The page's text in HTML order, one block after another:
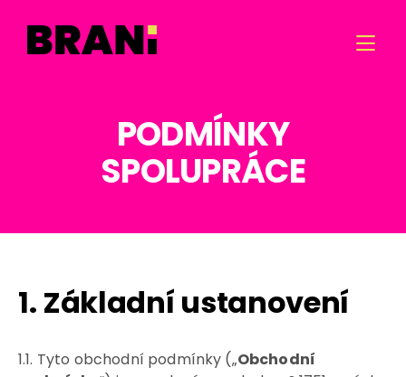

PODMÍNKY
SPOLUPRÁCE
1. Základní ustanovení
1.1. Tyto obchodní podmínky („Obchodní